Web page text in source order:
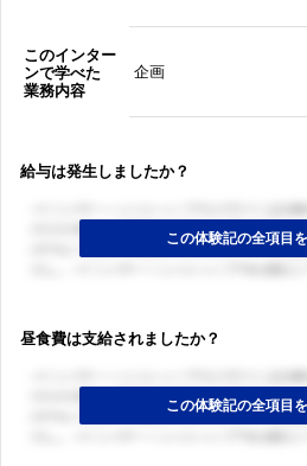
このインター
ンで学べた
業務内容
企画
給与は発生しましたか？
昼食費は支給されましたか？